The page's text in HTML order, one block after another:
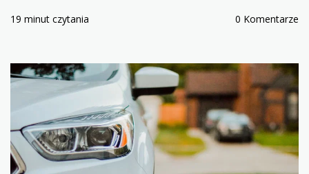
19 minut czytania 0 Komentarze